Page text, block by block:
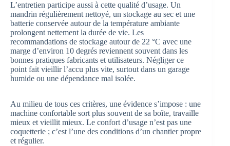
L’entretien participe aussi à cette qualité d’usage. Un
mandrin régulièrement nettoyé, un stockage au sec et une
batterie conservée autour de la température ambiante
prolongent nettement la durée de vie. Les
recommandations de stockage autour de 22 °C avec une
marge d’environ 10 degrés reviennent souvent dans les
bonnes pratiques fabricants et utilisateurs. Négliger ce
point fait vieillir l’accu plus vite, surtout dans un garage
humide ou une dépendance mal isolée.
Au milieu de tous ces critères, une évidence s’impose : une
machine confortable sort plus souvent de sa boîte, travaille
mieux et vieillit mieux. Le confort d’usage n’est pas une
coquetterie ; c’est l’une des conditions d’un chantier propre
et régulier.